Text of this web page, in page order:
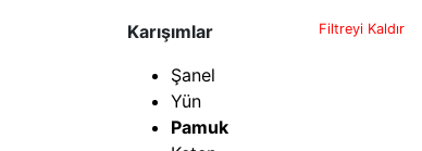
Karışımlar
Filtreyi Kaldır
Şanel
Yün
Pamuk